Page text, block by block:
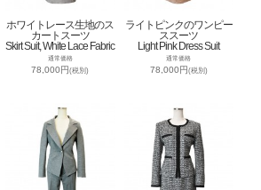
ホワイトレース生地のス
カートスーツ
Skirt Suit, White Lace Fabric
通常価格
78,000円(税別)
ライトピンクのワンピー
ススーツ
Light Pink Dress Suit
通常価格
78,000円(税別)